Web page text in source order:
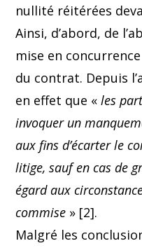
nullité réitérées
Ainsi, d’abord, de
mise en
du contrat. Depuis
en effet que «les
invoquer un
aux fins d’écarter le
litige, sauf en cas de
égard aux
commise » [2].
Malgré les